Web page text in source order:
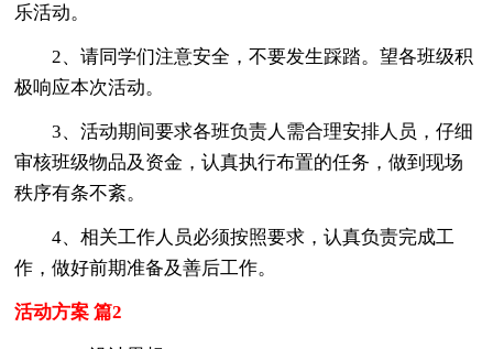
乐活动。
2、请同学们注意安全，不要发生踩踏。望各班级积
极响应本次活动。
3、活动期间要求各班负责人需合理安排人员，仔细
审核班级物品及资金，认真执行布置的任务，做到现场
秩序有条不紊。
4、相关工作人员必须按照要求，认真负责完成工
作，做好前期准备及善后工作。
活动方案 篇2